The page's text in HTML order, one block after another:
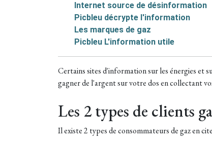
Internet source de désinformation
Picbleu décrypte l'information
Les marques de gaz
Picbleu L'information utile
Certains sites d'information sur les énergies et
gagner de l'argent sur votre dos en collectant
Les 2 types de clients
Il existe 2 types de consommateurs de gaz en